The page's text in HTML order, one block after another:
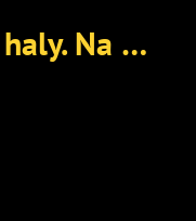
Petr Pavel nasadil přilbu a vydal se do reaktorové haly. Na památku si odnesl speciální dar